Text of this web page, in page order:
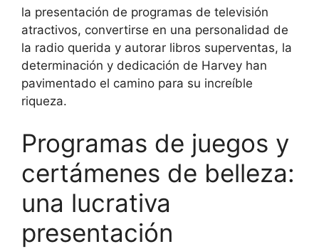
la presentación de programas de televisión
atractivos, convertirse en una personalidad de
la radio querida y autorar libros superventas, la
determinación y dedicación de Harvey han
pavimentado el camino para su increíble
riqueza.
Programas de juegos y
certámenes de belleza:
una lucrativa
presentación